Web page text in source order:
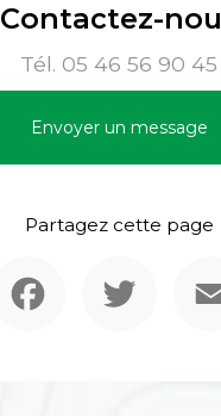
Contactez-
Tél. 05 46 56 90 45
Envoyer un message
Partagez cette page